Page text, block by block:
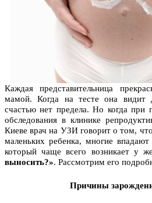
Каждая представительница
мамой. Когда на тесте она видит
счастью нет предела. Но когда при
обследования в клинике
Киеве врач на УЗИ говорит о том,
маленьких ребенка, многие
который чаще всего возникает у
выносить?». Рассмотрим его
Причины